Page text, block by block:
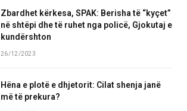
Zbardhet kërkesa, SPAK: Berisha të “kyçet”
në shtëpi dhe të ruhet nga policë, Gjokutaj e
kundërshton
26/12/2023
Hëna e plotë e dhjetorit: Cilat shenja janë
më të prekura?